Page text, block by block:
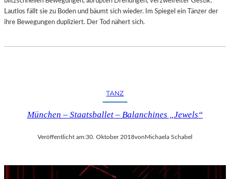
Lautlos fällt sie zu Boden und bäumt sich wieder. Im Spiegel ein Tänzer der
ihre Bewegungen dupliziert. Der Tod nähert sich.
TANZ
München – Staatsballet – Balanchines „Jewels“
Veröffentlicht am:30. Oktober 2018von Michaela Schabel